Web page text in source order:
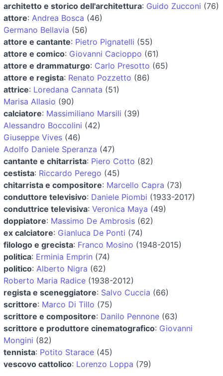
architetto e storico dell'architettura: Guido Zucconi (76)
attore: Andrea Bosca (46)
Germano Bellavia (56)
attore e cantante: Pietro Pignatelli (55)
attore e comico: Giovanni Cacioppo (61)
attore e drammaturgo: Carlo Presotto (65)
attore e regista: Renato Pozzetto (86)
attrice: Loredana Cannata (51)
Marisa Allasio (90)
calciatore: Massimiliano Marsili (39)
Alessandro Boccolini (42)
Giuseppe Vives (46)
Adolfo Daniele Speranza (47)
cantante e chitarrista: Piero Cotto (82)
cestista: Riccardo Perego (45)
chitarrista e compositore: Marcello Capra (73)
conduttore televisivo: Daniele Piombi (1933-2017)
conduttrice televisiva: Veronica Maya (49)
doppiatore: Massimo De Ambrosis (62)
ex calciatore: Gianluca De Ponti (74)
filologo e grecista: Franco Mosino (1948-2015)
politica: Erminia Emprin (74)
politico: Alberto Nigra (62)
Roberto Maria Radice (1938-2012)
regista e sceneggiatore: Salvo Cuccia (66)
scrittore: Marco Di Tillo (75)
scrittore e compositore: Danilo Pennone (63)
scrittore e produttore cinematografico: Giovanni
Mongini (82)
tennista: Potito Starace (45)
vescovo cattolico: Lorenzo Loppa (79)